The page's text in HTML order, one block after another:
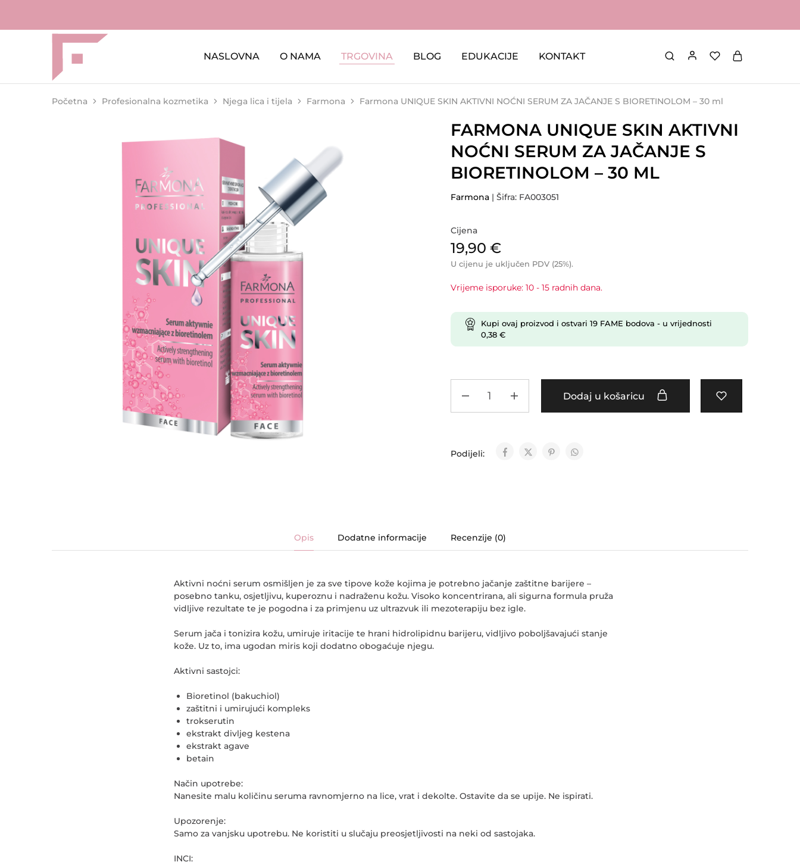
FAME
Profesionalna
za
kozmetičke
NASLOVNA O NAMA TRGOVINA BLOG EDUKACIJE KONTAKT
Početna Profesionalna kozmetika Njega lica i tijela Farmona Farmona UNIQUE SKIN AKTIVNI NOĆNI SERUM ZA JAČANJE S BIORETINOLOM – 30 ml
FARMONA UNIQUE SKIN AKTIVNI
NOĆNI SERUM ZA JAČANJE S
BIORETINOLOM – 30 ML
Farmona| Šifra: FA003051
Cijena
19,90 €
U cijenu je uključen PDV (25%).
Vrijeme isporuke: 10 - 15 radnih dana.
Kupi ovaj proizvod i ostvari 19FAME bodova - u vrijednosti
0,38 €
Dodaj u košaricu
Podijeli:
Opis Dodatne informacije Recenzije (0)
Aktivni noćni serum osmišljen je za sve tipove kože kojima je potrebno jačanje zaštitne barijere –
posebno tanku, osjetljivu, kuperoznu i nadraženu kožu. Visoko koncentrirana, ali sigurna formula pruža
vidljive rezultate te je pogodna i za primjenu uz ultrazvuk ili mezoterapiju bez igle.
Serum jača i tonizira kožu, umiruje iritacije te hrani hidrolipidnu barijeru, vidljivo poboljšavajući stanje
kože. Uz to, ima ugodan miris koji dodatno obogaćuje njegu.
Aktivni sastojci:
Bioretinol (bakuchiol)
zaštitni i umirujući kompleks
trokserutin
ekstrakt divljeg kestena
ekstrakt agave
betain
Način upotrebe:
Nanesite malu količinu seruma ravnomjerno na lice, vrat i dekolte. Ostavite da se upije. Ne ispirati.
Upozorenje:
Samo za vanjsku upotrebu. Ne koristiti u slučaju preosjetljivosti na neki od sastojaka.
INCI: